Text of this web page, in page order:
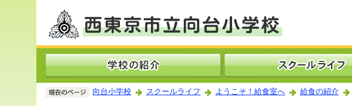
向台小学校 スクールライフ ようこそ！給食室へ 給食の紹介